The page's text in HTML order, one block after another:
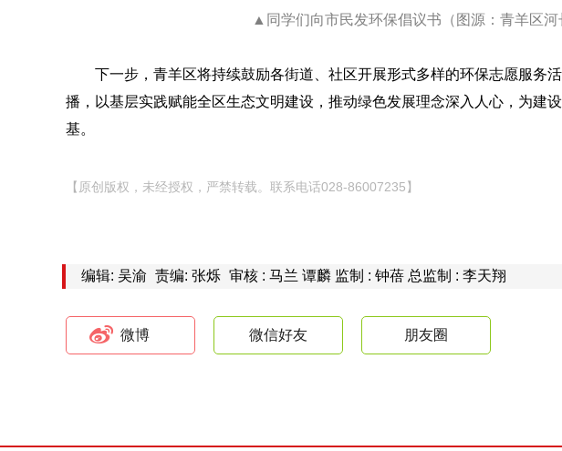
▲同学们向市民发环保倡议书（图源：青羊区河
下一步，青羊区将持续鼓励各街道、社区开展形式多样的环保志愿服务
播，以基层实践赋能全区生态文明建设，推动绿色发展理念深入人心，为建
基。
【原创版权，未经授权，严禁转载。联系电话028-86007235】
编辑: 吴渝 责编: 张烁 审核 : 马兰 谭麟 监制 : 钟蓓 总监制 : 李天翔
微博 微信好友 朋友圈